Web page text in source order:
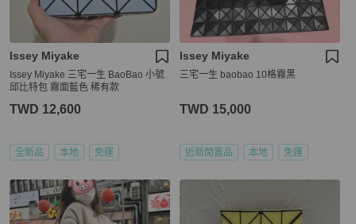
Issey Miyake
Issey Miyake 三宅一生 BaoBao 小號
邱比特包 霧面藍色 稀有款
TWD 12,600
全新品 本地 免運
Issey Miyake
三宅一生 baobao 10格霧黑
TWD 15,000
近新閒置品 本地 免運